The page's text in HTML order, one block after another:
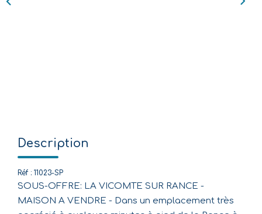
Description
Réf : 11023-SP
SOUS-OFFRE: LA VICOMTE SUR RANCE -
MAISON A VENDRE - Dans un emplacement très